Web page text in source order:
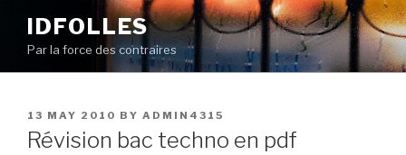
content
IDFOLLES
Par la force des contraires
POSTED
ON
13 MAY 2010 BY ADMIN4315
Révision bac techno en pdf